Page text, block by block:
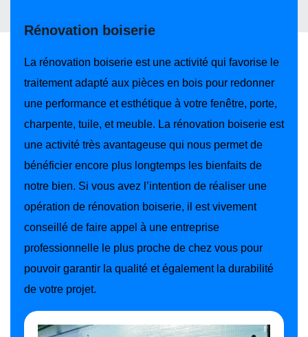
Rénovation boiserie
La rénovation boiserie est une activité qui favorise le
traitement adapté aux pièces en bois pour redonner
une performance et esthétique à votre fenêtre, porte,
charpente, tuile, et meuble. La rénovation boiserie est
une activité très avantageuse qui nous permet de
bénéficier encore plus longtemps les bienfaits de
notre bien. Si vous avez l’intention de réaliser une
opération de rénovation boiserie, il est vivement
conseillé de faire appel à une entreprise
professionnelle le plus proche de chez vous pour
pouvoir garantir la qualité et également la durabilité
de votre projet.